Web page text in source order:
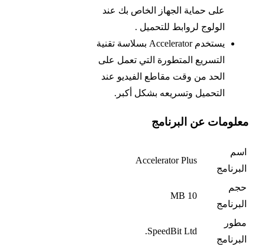
على حماية الجهاز الخاص بك عند
الولوج لروابط للتحميل .
يستخدم Accelerator بسلاسة تقنية
التسريع المتطورة التي تعمل على
الحد من وقت مقاطع الفيديو عند
التحميل وتسريعه بشكل أكبر.
معلومات عن البرنامج
اسم
البرنامج
Accelerator Plus
حجم
البرنامج
MB 10
مطور
البرنامج
SpeedBit Ltd.